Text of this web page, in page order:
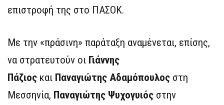
επιστροφή της στο ΠΑΣΟΚ.
Με την «πράσινη» παράταξη αναμένεται, επίσης,
να στρατευτούν οι Γιάννης
Πάζιος και Παναγιώτης Αδαμόπουλος στη
Μεσσηνία, Παναγιώτης Ψυχογυιός στην